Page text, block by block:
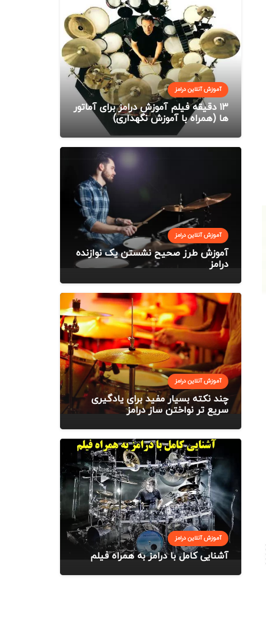
آموزش آنلاین درامز
۱۳ دقیقه فیلم آموزش درامز برای آماتور
ها (همراه با آموزش نگهداری)
آموزش آنلاین درامز
آموزش طرز صحیح نشستن یک نوازنده
درامز
آموزش آنلاین درامز
چند نکته بسیار مفید برای یادگیری
سریع تر نواختن ساز درامز
آموزش آنلاین درامز
آشنایی کامل با درامز به همراه فیلم